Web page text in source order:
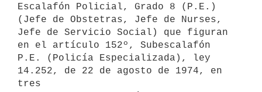
Escalafón Policial, Grado 8 (P.E.)
(Jefe de Obstetras, Jefe de Nurses,
Jefe de Servicio Social) que figuran
en el artículo 152º, Subescalafón
P.E. (Policía Especializada), ley
14.252, de 22 de agosto de 1974, en
tres